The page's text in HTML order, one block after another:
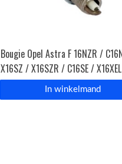
Bougie Opel Astra F 16NZR / C16NZ /
X16SZ / X16SZR / C16SE / X16XEL
In winkelmand